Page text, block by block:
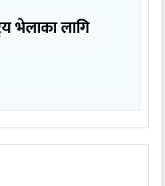
भेलाका लागि